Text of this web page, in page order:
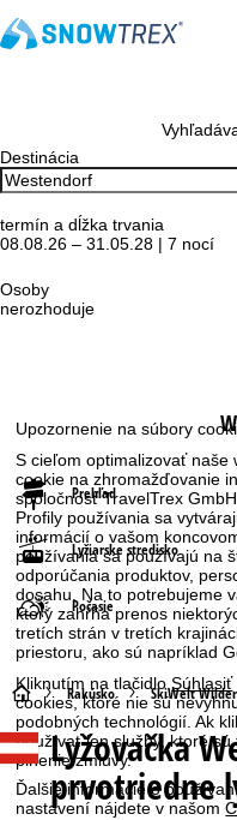
Upozornenie na súbory
S cieľom optimalizovať naše
cookie na zhromažďovanie
spoločnosť TravelTrex
Profily používania sa
informácií o vašom
používania sa používajú na
odporúčania produktov,
dosahu. Na to potrebujeme
ktorý zahŕňa prenos
tretích strán v tretích
priestoru, ako sú napríklad
Kliknutím na tlačidloSúhlasiť
cookies, ktoré nie sú
podobných technológií. Ak
používať len služby, ktoré
plnenie zmluvy.
Ďalšie informácie o
nastavení nájdete v našom
Destinácia
termín a dĺžka trvania
08.08.26 – 31.05.28 | 7 nocí
Osoby
nerozhoduje
Prehľad
Lyžiarske stredisko
Počasie
H
l
a
Rakúsko SkiWelt
Lyžovačka
prvotriedne